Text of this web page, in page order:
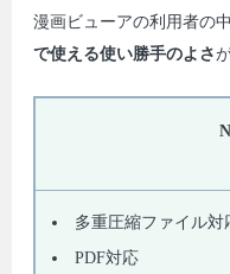
漫画ビューアの利用者の
で使える使い勝手のよさ
多重圧縮ファイル対
PDF対応